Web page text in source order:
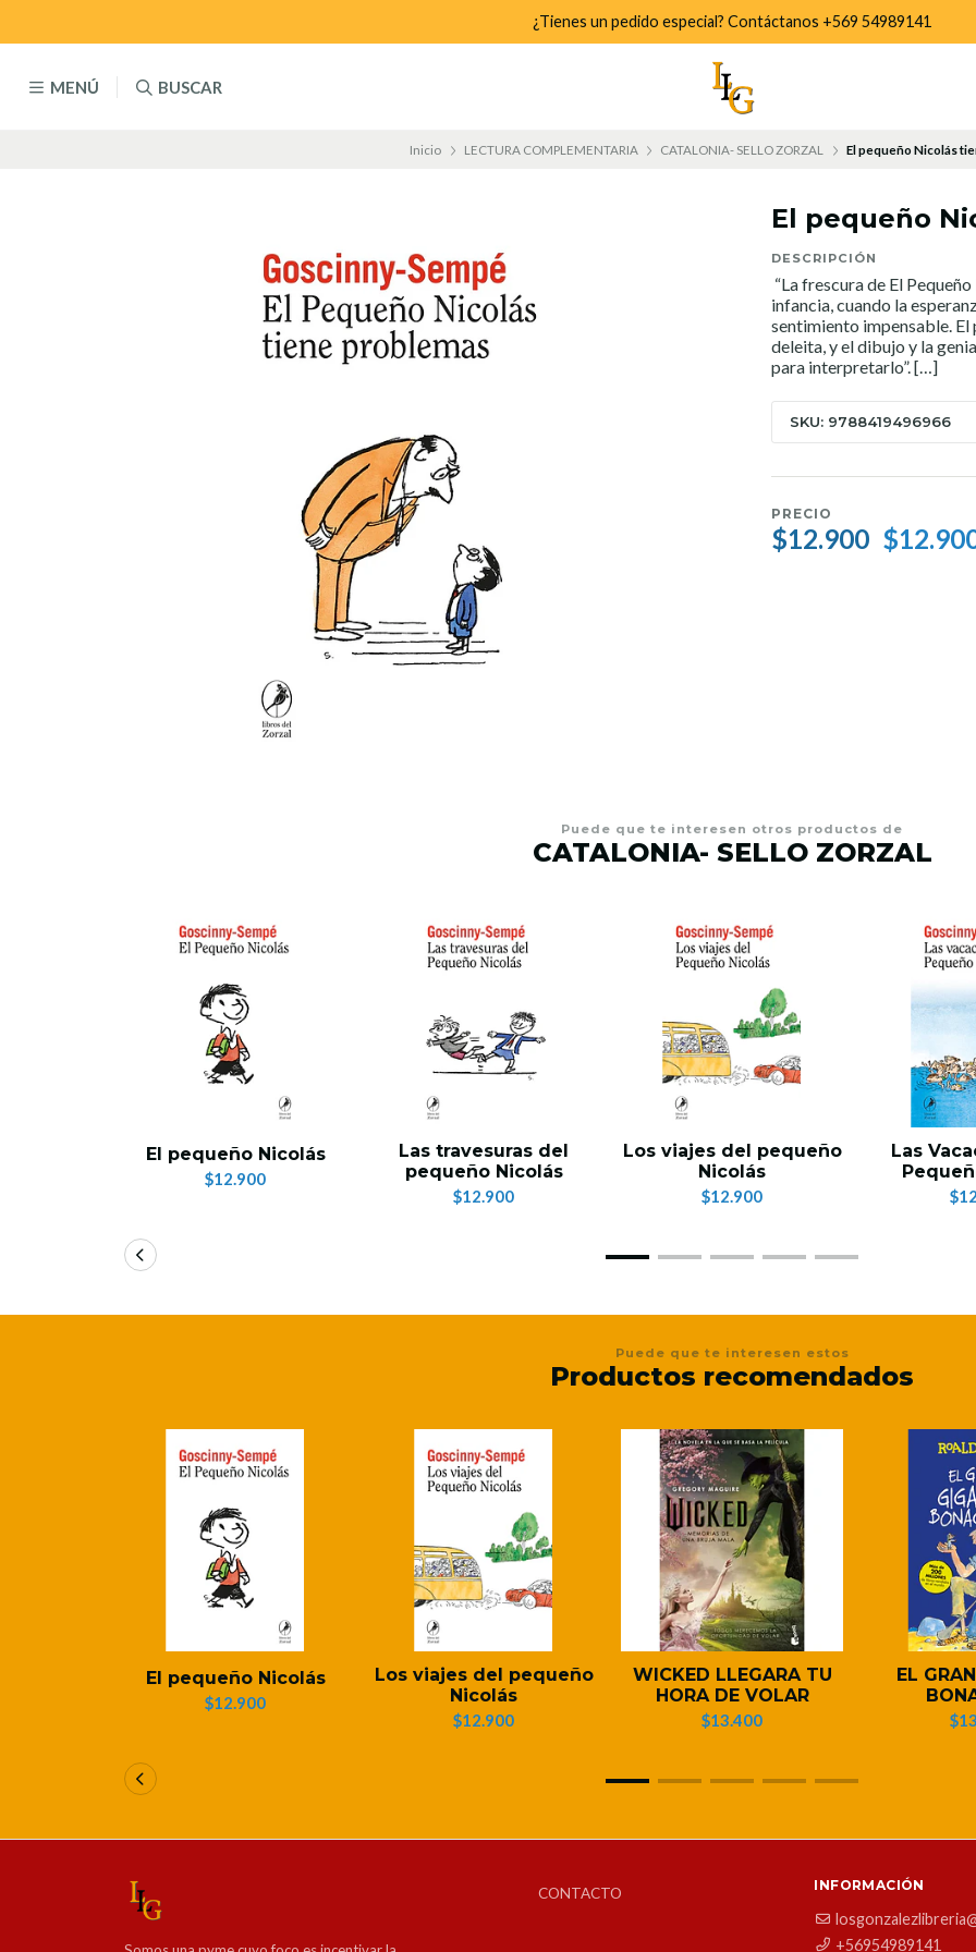
MENÚ BUSCAR
¿Tienes un pedido especial? Contáctanos +569 54989141
Inicio LECTURA COMPLEMENTARIA CATALONIA- SELLO ZORZAL El pequeño Nicolás
El pequeño
DESCRIPCIÓN
“La frescura de El
infancia, cuando la
sentimiento impensable. El
deleita, y el dibujo y la
para interpretarlo”. […]
SKU: 9788419496966
PRECIO
$12.900
Puede que te interesen otros productos de
CATALONIA- SELLO ZORZAL
El pequeño Nicolás
$12.900
Las travesuras del
pequeño Nicolás
$12.900
Los viajes del pequeño
Nicolás
$12.900
Las
Puede que te interesen estos
Productos recomendados
El pequeño Nicolás
$12.900
Los viajes del pequeño
Nicolás
$12.900
WICKED LLEGARA TU
HORA DE VOLAR
$13.400
EL
CONTACTO INFORMACIÓN
+56954989141